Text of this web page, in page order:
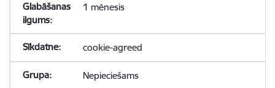
1 mēnesis
cookie-agreed
Nepieciešams